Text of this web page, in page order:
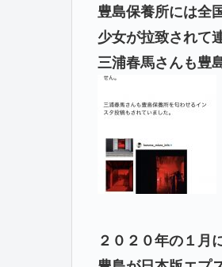
豊島保養所には全
少女が拉致されて
三浦春馬さんも豊
２０２０年の１月